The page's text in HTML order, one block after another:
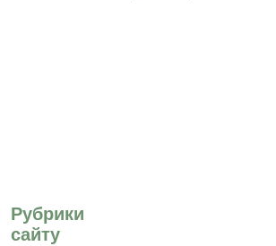
Рубрики
сайту